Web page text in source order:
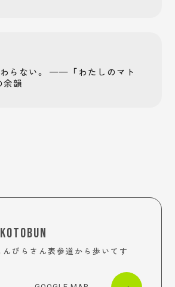
わらない。 —— 「わたしのマト
余韻
ぴらさん表参道から歩いてす